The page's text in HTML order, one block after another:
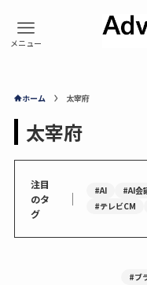
ホーム 太宰府
太宰府
注目
のタ
グ
｜ #AI #AI会
#テレビCM
#ブ